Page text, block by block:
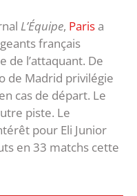
L’Équipe, Parisa
français
de l’attaquant. De
de Madrid privilégie
cas de départ. Le
piste. Le
pour Eli Junior
en 33 matchs cette